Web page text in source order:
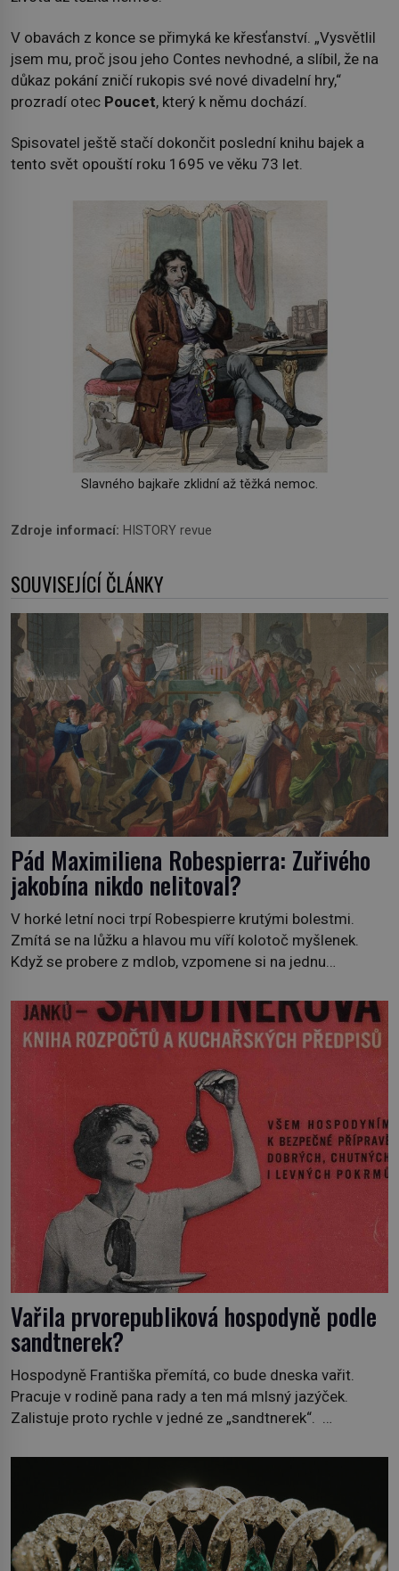
V obavách z konce se přimyká ke křesťanství. „Vysvětlil
jsem mu, proč jsou jeho Contes nevhodné, a slíbil, že na
důkaz pokání zničí rukopis své nové divadelní hry,“
prozradí otec Poucet, který k němu dochází.
Spisovatel ještě stačí dokončit poslední knihu bajek a
tento svět opouští roku 1695 ve věku 73 let.
Slavného bajkaře zklidní až těžká nemoc.
Zdroje informací: HISTORY revue
SOUVISEJÍCÍ ČLÁNKY
Pád Maximiliena Robespierra: Zuřivého
jakobína nikdo nelitoval?
V horké letní noci trpí Robespierre krutými bolestmi.
Zmítá se na lůžku a hlavou mu víří kolotoč myšlenek.
Když se probere z mdlob, vzpomene si na jednu
Prorokovala mu tragický osud. Tehdy se jí vysmál.
„Robespierre to dotáhne hodně daleko,“ prohlásil o něm
jiný významný francouzský revolucionář, Honoré de
Vařila prvorepubliková hospodyně podle
sandtnerek?
Hospodyně Františka přemítá, co bude dneska vařit.
Pracuje v rodině pana rady a ten má mlsný jazýček.
Zalistuje proto rychle v jedné ze „sandtnerek“.
povzdechne si směrem ke služce, kterou má v kuchyni k
ruce. Ještě v prvních letech nové republiky fungoval kvůli
nedostatku zboží přídělový systém. […]